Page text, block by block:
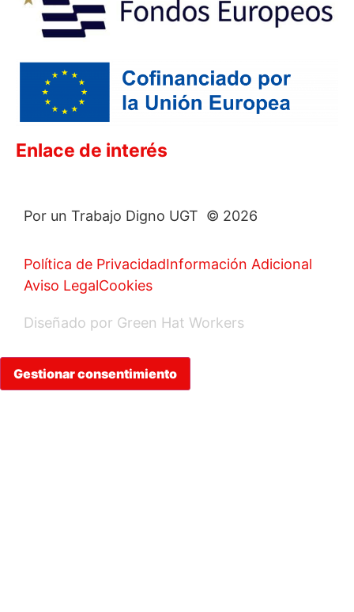
Enlace de interés
Por un Trabajo Digno UGT © 2026
Política de PrivacidadInformación Adicional
Aviso LegalCookies
Diseñado por Green Hat Workers
Gestionar consentimiento